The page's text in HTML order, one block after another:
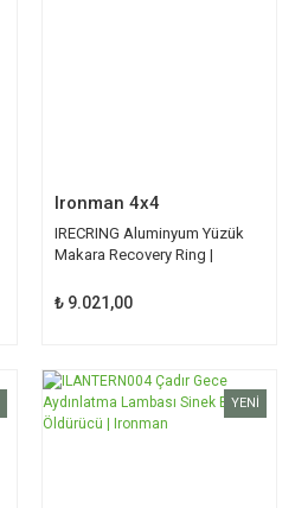
Ironman 4x4
IRECRING Aluminyum Yüzük
Makara Recovery Ring |
₺ 9.021,00
YENİ